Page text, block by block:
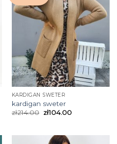
KARDIGAN SWETER
kardigan sweter
zł214.00 zł104.00